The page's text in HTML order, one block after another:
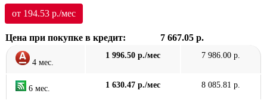
от 194.53 р./мес
Цена при покупке в кредит: 7 667.05 р.
4 мес.
1 996.50 р./мес 7 986.00 р.
6 мес. 1 630.47 р./мес 8 085.81 р.